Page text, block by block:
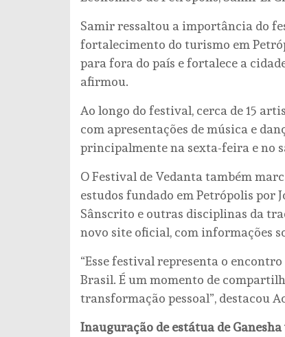
Samir ressaltou a importância do
fortalecimento do turismo em
para fora do país e fortalece a
afirmou.
Ao longo do festival, cerca de 15
com apresentações de música e
principalmente na sexta-feira e no
O Festival de Vedanta também
estudos fundado em Petrópolis por
Sânscrito e outras disciplinas da
novo site oficial, com informações
“Esse festival representa o
Brasil. É um momento de
transformação pessoal”, destacou
Inauguração de estátua de